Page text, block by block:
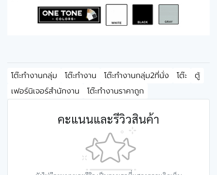
โต๊ะทำงานกลุ่ม โต๊ะทำงาน โต๊ะทำงานกลุ่ม2ที่นั่ง โต๊ะ
ตู้
เฟอร์นิเจอร์สำนักงาน
โต๊ะทำงานราคาถูก
คะแนนและรีวิวสินค้า